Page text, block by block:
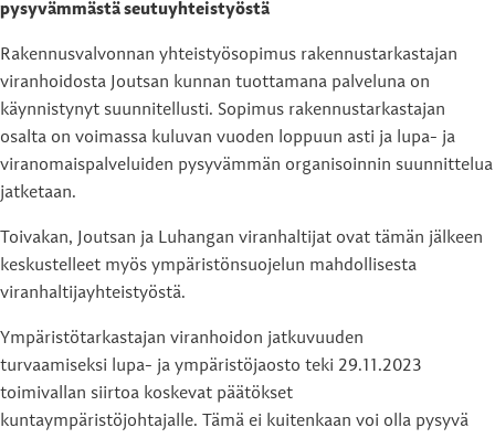
pysyvämmästä seutuyhteistyöstä
Rakennusvalvonnan yhteistyösopimus rakennustarkastajan
viranhoidosta Joutsan kunnan tuottamana palveluna on
käynnistynyt suunnitellusti. Sopimus rakennustarkastajan
osalta on voimassa kuluvan vuoden loppuun asti ja lupa- ja
viranomaispalveluiden pysyvämmän organisoinnin suunnittelua
jatketaan.
Toivakan, Joutsan ja Luhangan viranhaltijat ovat tämän jälkeen
keskustelleet myös ympäristönsuojelun mahdollisesta
viranhaltijayhteistyöstä.
Ympäristötarkastajan viranhoidon jatkuvuuden
turvaamiseksi lupa- ja ympäristöjaosto teki 29.11.2023
toimivallan siirtoa koskevat päätökset
kuntaympäristöjohtajalle. Tämä ei kuitenkaan voi olla pysyvä